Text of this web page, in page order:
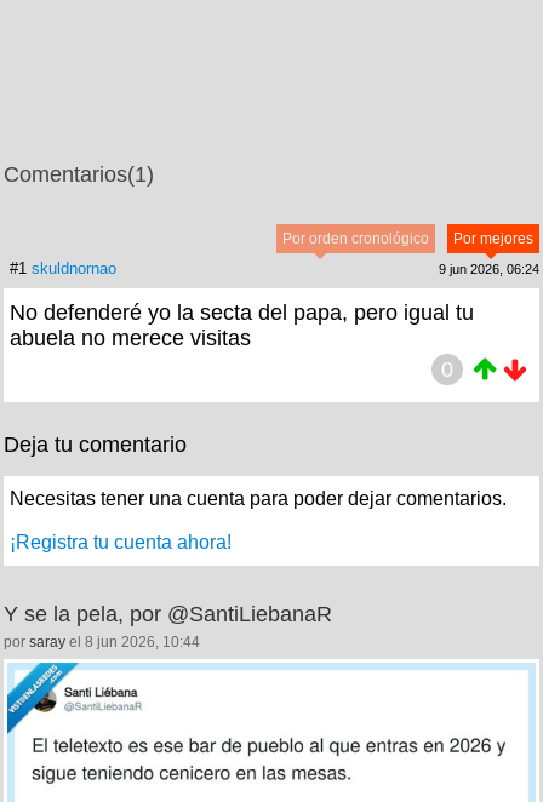
Comentarios(1)
Por mejores
Por orden cronológico
#1 skuldnornao 9 jun 2026, 06:24
No defenderé yo la secta del papa, pero igual tu
abuela no merece visitas
0
Deja tu comentario
Necesitas tener una cuenta para poder dejar comentarios.
¡Registra tu cuenta ahora!
Y se la pela, por @SantiLiebanaR
por saray el 8 jun 2026, 10:44